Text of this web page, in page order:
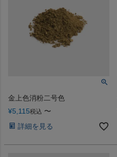
金上色消粉二号色
¥5,115税込 〜
詳細を見る